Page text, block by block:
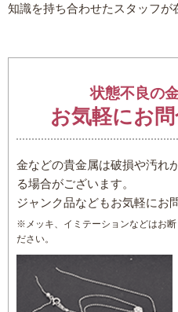
知識を持ち合わせたスタッフが
状態不良の
お気軽にお
金などの貴金属は破損や汚れ
る場合がございます。
ジャンク品などもお気軽にお
※メッキ、イミテーションなどはお
ださい。